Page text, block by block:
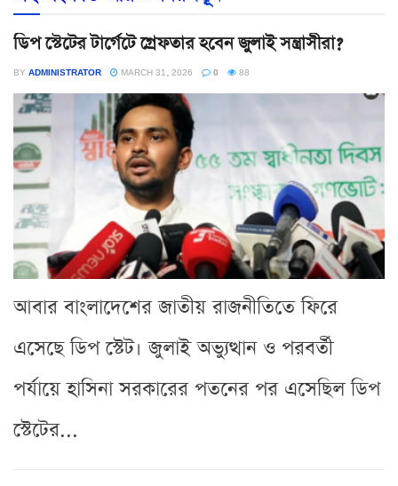
ডিপ স্টেটের টার্গেটে গ্রেফতার হবেন জুলাই সন্ত্রাসীরা?
BY ADMINISTRATOR MARCH 31, 2026 0 88
আবার বাংলাদেশের জাতীয় রাজনীতিতে ফিরে
এসেছে ডিপ স্টেট। জুলাই অভ্যুত্থান ও পরবর্তী
পর্যায়ে হাসিনা সরকারের পতনের পর এসেছিল ডিপ
স্টেটের...